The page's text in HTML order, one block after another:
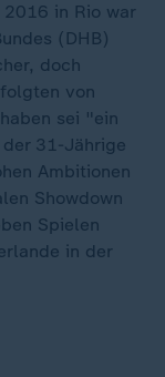
in Rio war
(DHB)
doch
von
sei "ein
31-Jährige
Ambitionen
Showdown
Spielen
in der